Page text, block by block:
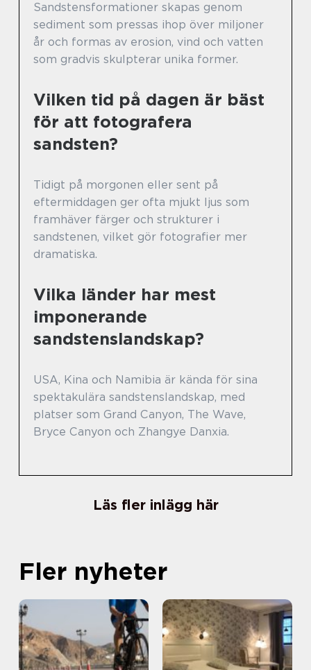
Sandstensformationer skapas genom
sediment som pressas ihop över miljoner
år och formas av erosion, vind och vatten
som gradvis skulpterar unika former.
Vilken tid på dagen är bäst
för att fotografera
sandsten?
Tidigt på morgonen eller sent på
eftermiddagen ger ofta mjukt ljus som
framhäver färger och strukturer i
sandstenen, vilket gör fotografier mer
dramatiska.
Vilka länder har mest
imponerande
sandstenslandskap?
USA, Kina och Namibia är kända för sina
spektakulära sandstenslandskap, med
platser som Grand Canyon, The Wave,
Bryce Canyon och Zhangye Danxia.
Läs fler inlägg här
Fler nyheter